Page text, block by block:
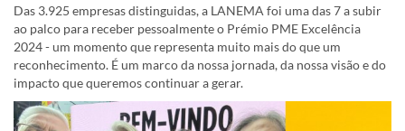
Das 3.925 empresas distinguidas, a LANEMA foi uma das 7 a subir
ao palco para receber pessoalmente o Prémio PME Excelência
2024 - um momento que representa muito mais do que um
reconhecimento. É um marco da nossa jornada, da nossa visão e do
impacto que queremos continuar a gerar.